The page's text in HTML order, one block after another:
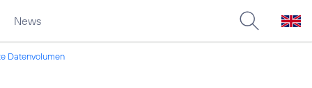
News
Datenvolumen